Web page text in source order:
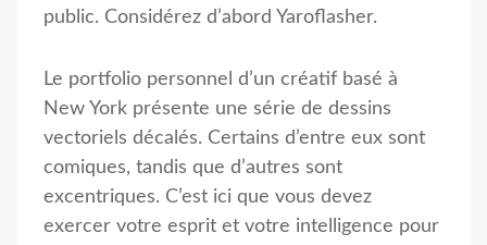
public. Considérez d’abord Yaroflasher.
Le portfolio personnel d’un créatif basé à
New York présente une série de dessins
vectoriels décalés. Certains d’entre eux sont
comiques, tandis que d’autres sont
excentriques. C’est ici que vous devez
exercer votre esprit et votre intelligence pour